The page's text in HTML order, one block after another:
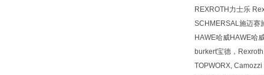
REXROTH力士乐
SCHMERSAL施迈赛
HAWE哈威HAWE哈
burkert宝德，
TOPWORX,